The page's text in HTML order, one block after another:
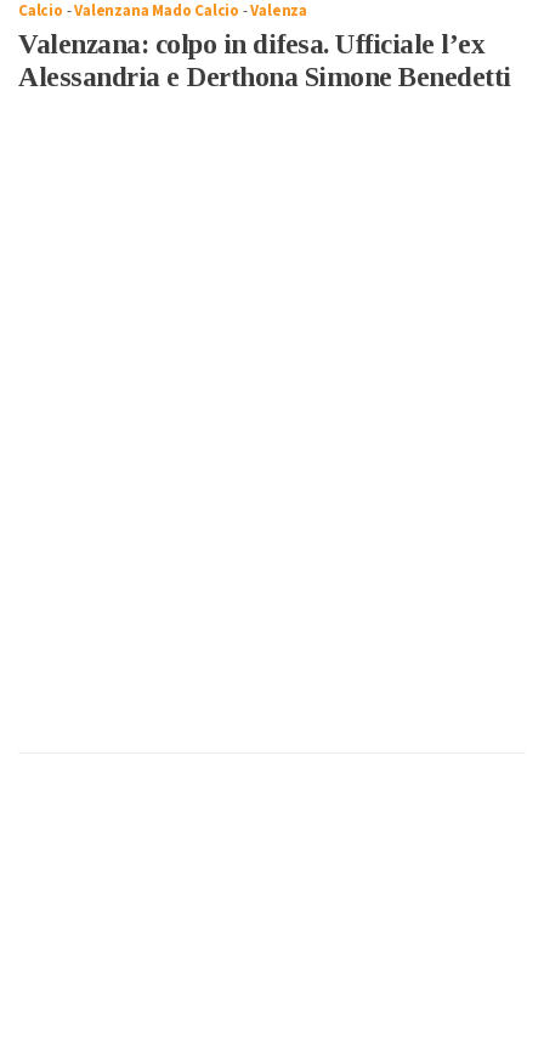
Calcio -Valenzana Mado Calcio -Valenza
Valenzana: colpo in difesa. Ufficiale l’ex
Alessandria e Derthona Simone Benedetti